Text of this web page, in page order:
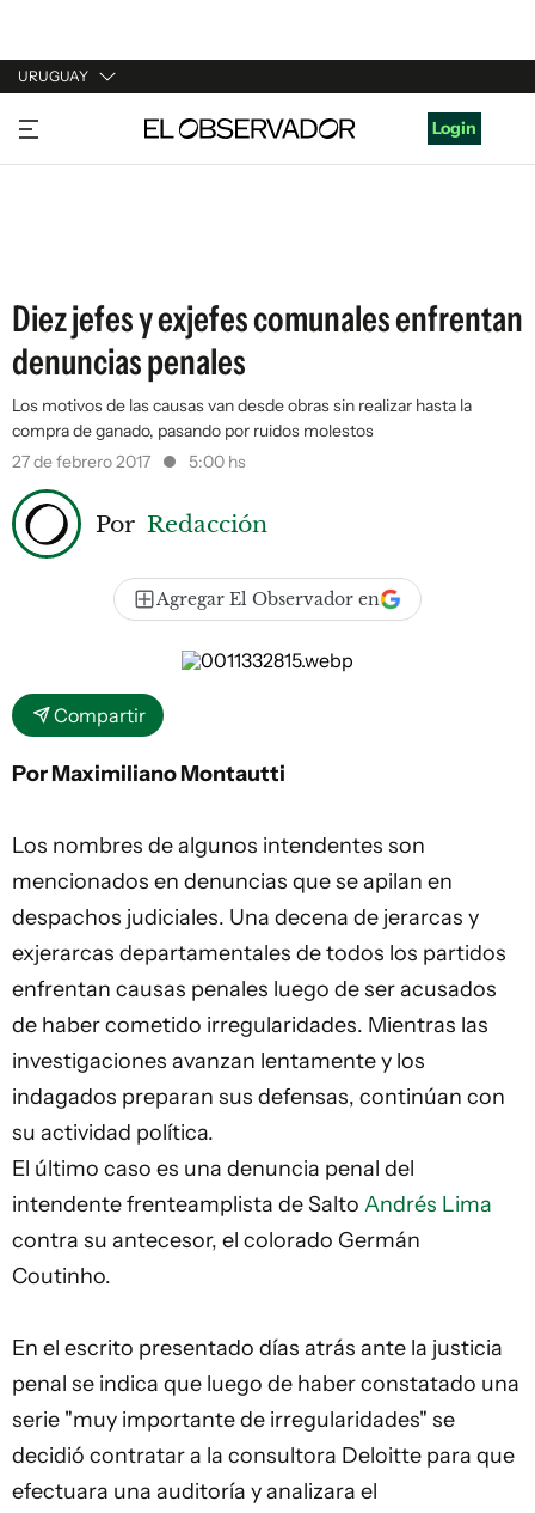
URUGUAY
URUGUAY
ARGENTINA
Login
Diez jefes y exjefes comunales enfrentan
denuncias penales
Los motivos de las causas van desde obras sin realizar hasta la
compra de ganado, pasando por ruidos molestos
27 de febrero 2017
5:00 hs
Por Redacción
Agregar El Observador en
Compartir
Por Maximiliano Montautti
Los nombres de algunos intendentes son
mencionados en denuncias que se apilan en
despachos judiciales. Una decena de jerarcas y
exjerarcas departamentales de todos los partidos
enfrentan causas penales luego de ser acusados
de haber cometido irregularidades. Mientras las
investigaciones avanzan lentamente y los
indagados preparan sus defensas, continúan con
su actividad política.
El último caso es una denuncia penal del
intendente frenteamplista de Salto Andrés Lima
contra su antecesor, el colorado Germán
Coutinho.
En el escrito presentado días atrás ante la justicia
penal se indica que luego de haber constatado una
serie "muy importante de irregularidades" se
decidió contratar a la consultora Deloitte para que
efectuara una auditoría y analizara el